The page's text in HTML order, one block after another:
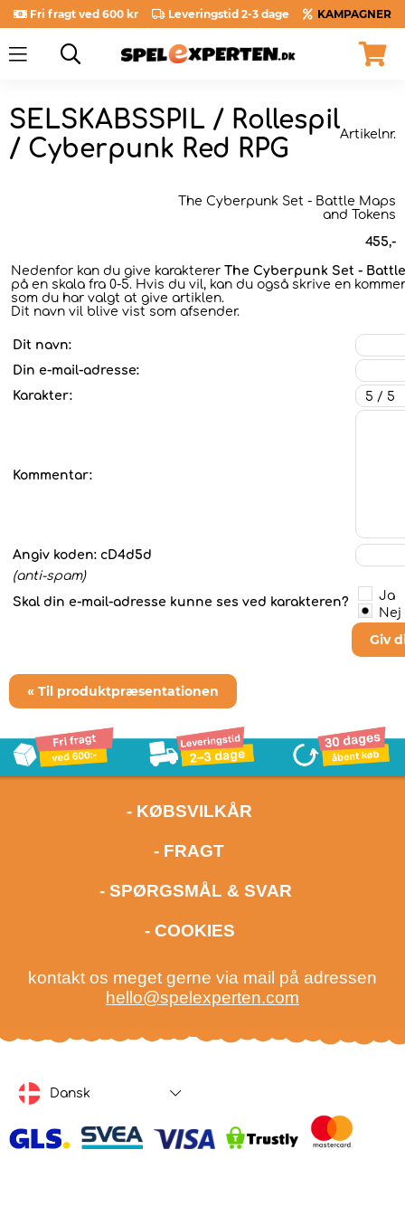
Fri fragt ved 600 kr Leveringstid 2-3 dage KAMPAGNER
SELSKABSSPIL / Rollespil
/ Cyberpunk Red RPG
Artikelnr.
The Cyberpunk Set - Battle Maps
and Tokens
455,-
Nedenfor kan du give karakterer The Cyberpunk Set -
på en skala fra 0-5. Hvis du vil, kan du også skrive en
som du har valgt at give artiklen.
Dit navn vil blive vist som afsender.
Dit navn:
Din e-mail-adresse:
Karakter:
Kommentar:
Angiv koden: cD4d5d
(anti-spam)
Skal din e-mail-adresse kunne ses ved karakteren?
Ja
Nej
Giv
« Til produktpræsentationen
- KØBSVILKÅR
- FRAGT
- SPØRGSMÅL & SVAR
- COOKIES
kontakt os meget gerne via mail på adressen
hello@spelexperten.com
Dansk